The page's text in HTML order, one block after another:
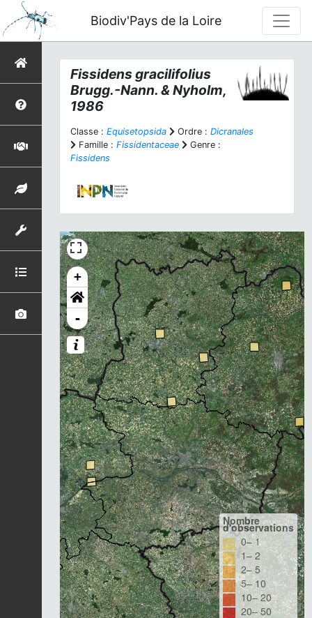
Biodiv'Pays de la Loire
Fissidens gracilifolius
Brugg.-Nann. & Nyholm,
1986
Classe : Equisetopsida Ordre : Dicranales
Famille : Fissidentaceae
Genre :
Fissidens
+
-
Nombre
d'observations
0– 1
1– 2
2– 5
5– 10
10– 20
20– 50